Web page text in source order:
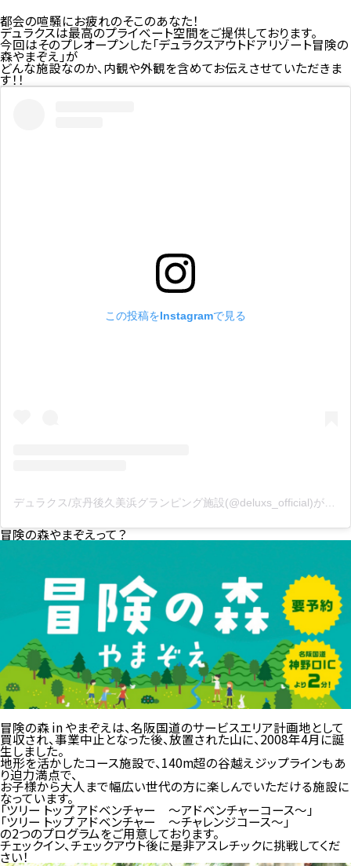
都会の喧騒にお疲れのそこのあなた！
デュラクスは最高のプライベート空間をご提供しております。
今回はそのプレオープンした「デュラクスアウトドアリゾート冒険の
森やまぞえ」が
どんな施設なのか、内観や外観を含めてお伝えさせていただきま
す！！
この投稿をInstagramで見る
デュラクス/京丹後久美浜グランピング施設(@deluxs_official)がシェアした投稿
冒険の森やまぞえって？
冒険の森 in やまぞえは、名阪国道のサービスエリア計画地として
買収され、事業中止となった後、放置された山に、2008年4月に誕
生しました。
地形を活かしたコース施設で、140m超の谷越えジップラインもあ
り迫力満点で、
お子様から大人まで幅広い世代の方に楽しんでいただける施設に
なっています。
「ツリー トップ アドベンチャー ～アドベンチャーコース～」
「ツリー トップ アドベンチャー ～チャレンジコース～」
の2つのプログラムをご用意しております。
チェックイン、チェックアウト後に是非アスレチックに挑戦してくだ
さい！